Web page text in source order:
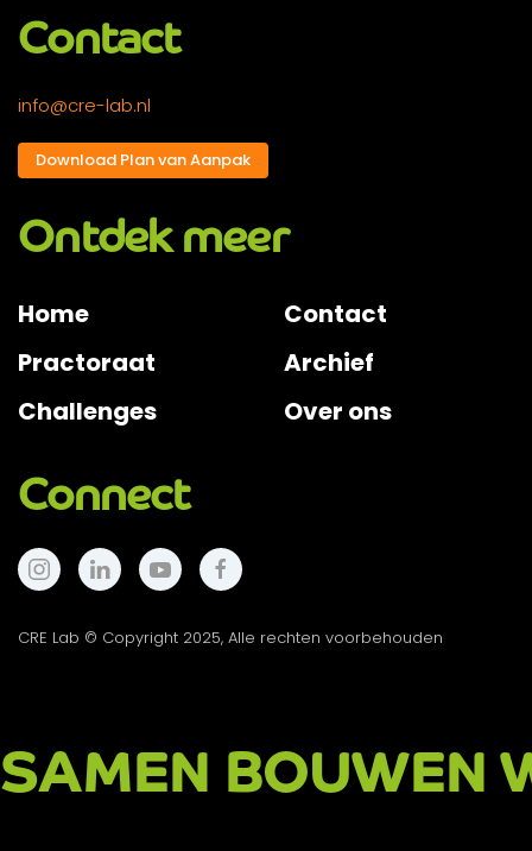
Contact
info@cre-lab.nl
Download Plan van Aanpak
Ontdek meer
Home
Practoraat
Challenges
Contact
Archief
Over ons
Connect
CRE Lab © Copyright 2025, Alle rechten voorbehouden
SAMEN BOUWEN